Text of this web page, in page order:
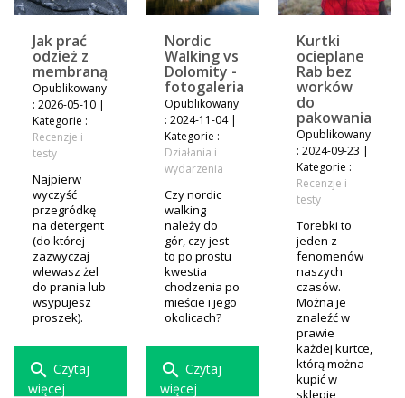
Jak prać
odzież z
membraną
Opublikowany
: 2026-05-10 |
Kategorie :
Recenzje i
testy
Najpierw
wyczyść
przegródkę
na detergent
(do której
zazwyczaj
wlewasz żel
do prania lub
wsypujesz
proszek).
search Czytaj
więcej
Nordic
Walking vs
Dolomity -
fotogaleria
Opublikowany
: 2024-11-04 |
Kategorie :
Działania i
wydarzenia
Czy nordic
walking
należy do
gór, czy jest
to po prostu
kwestia
chodzenia po
mieście i jego
okolicach?
search Czytaj
więcej
Kurtki
ocieplane
Rab bez
worków
do
pakowania
Opublikowany
: 2024-09-23 |
Kategorie :
Recenzje i
testy
Torebki to
jeden z
fenomenów
naszych
czasów.
Można je
znaleźć w
prawie
każdej kurtce,
którą można
kupić w
sklepie,